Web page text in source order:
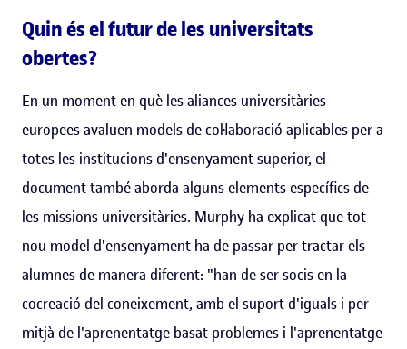
Quin és el futur de les universitats
obertes?
En un moment en què les aliances universitàries
europees avaluen models de col·laboració aplicables per a
totes les institucions d'ensenyament superior, el
document també aborda alguns elements específics de
les missions universitàries. Murphy ha explicat que tot
nou model d'ensenyament ha de passar per tractar els
alumnes de manera diferent: "han de ser socis en la
cocreació del coneixement, amb el suport d'iguals i per
mitjà de l'aprenentatge basat problemes i l'aprenentatge